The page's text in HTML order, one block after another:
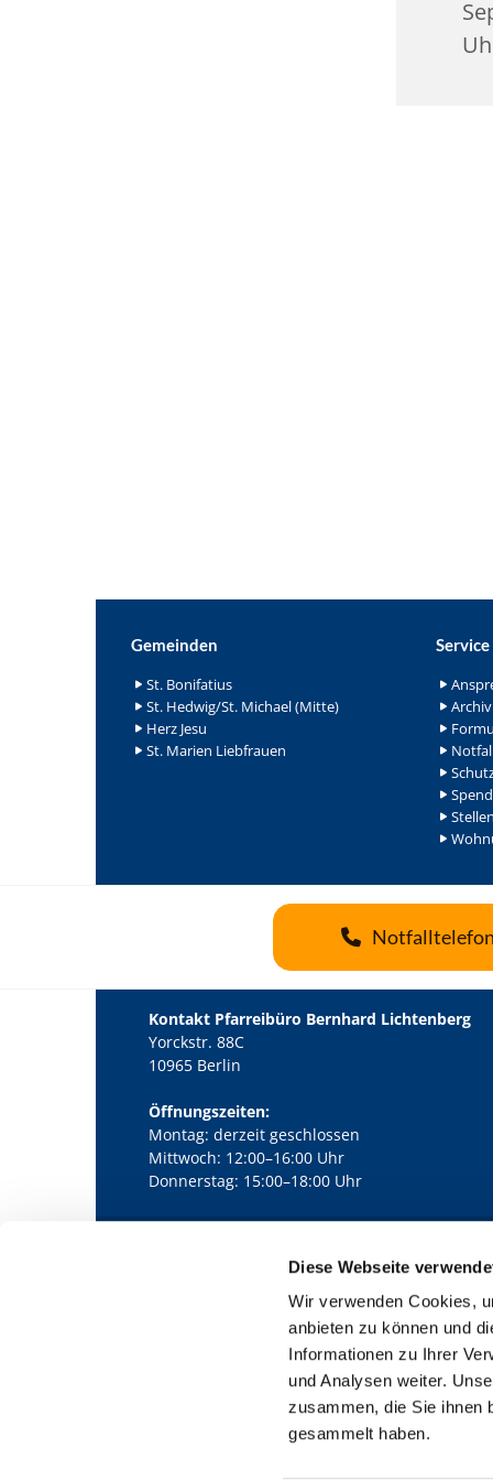
Diese Webseite
Wir verwenden Cookies,
anbieten zu können und
Informationen zu Ihrer
und Analysen weiter.
zusammen, die Sie ihnen
gesammelt haben.
Gemeinden
St. Bonifatius
St. Hedwig/St. Michael (Mitte)
Herz Jesu
St. Marien Liebfrauen
Service
Archiv
Kontakt Pfarreibüro Bernhard Lichtenberg
Yorckstr. 88C
10965 Berlin
Öffnungszeiten:
Montag: derzeit geschlossen
Mittwoch: 12:00–16:00 Uhr
Donnerstag: 15:00–18:00 Uhr
Kath. Kirchengemeinde Pfarrei